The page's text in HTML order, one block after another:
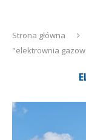
Strona główna
"elektrownia